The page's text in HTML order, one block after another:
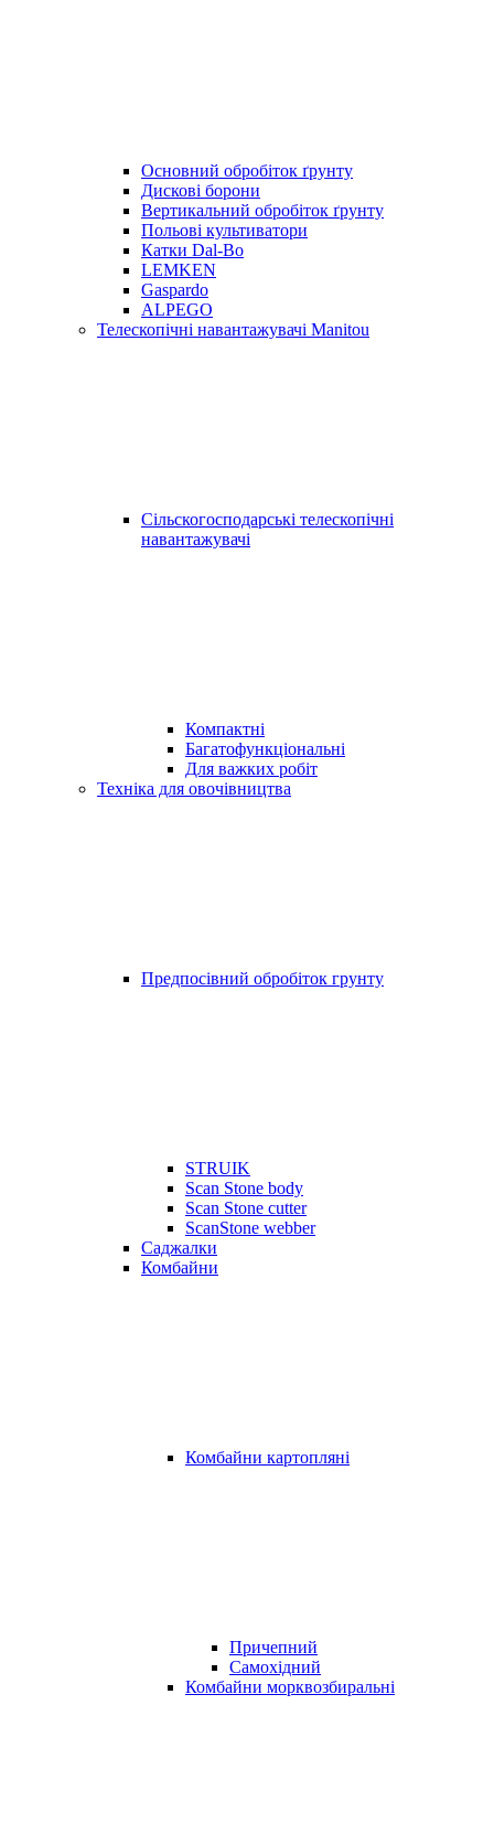
Основний обробіток ґрунту
Дискові борони
Вертикальний обробіток ґрунту
Польові культиватори
Катки Dal-Bo
LEMKEN
Gaspardo
ALPEGO
Телескопічні навантажувачі Manitou
Сільскогосподарські телескопічні
навантажувачі
Компактні
Багатофункціональні
Для важких робіт
Техніка для овочівництва
Предпосівний обробіток грунту
STRUIK
Scan Stone body
Scan Stone cutter
ScanStone webber
Саджалки
Комбайни
Комбайни картопляні
Причепний
Самохідний
Комбайни морквозбиральні